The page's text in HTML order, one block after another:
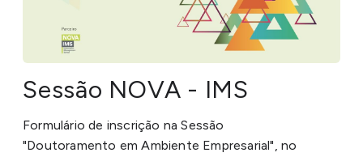
Sessão NOVA - IMS
Formulário de inscrição na Sessão
"Doutoramento em Ambiente Empresarial", no